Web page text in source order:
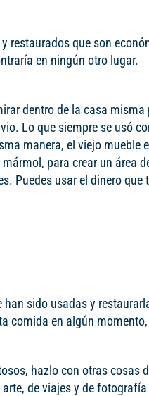
restaurados que son
en ningún otro lugar.
dentro de la casa
Lo que siempre se usó
manera, el viejo mueble
para crear un área
Puedes usar el dinero
sido usadas y
comida en algún
hazlo con otras cosas
de viajes y de